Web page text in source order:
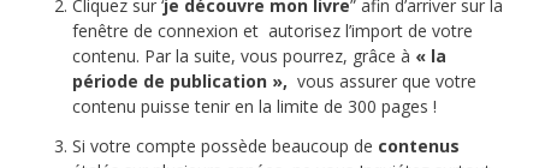
Cliquez sur ‘je découvre mon livre” afin d’arriver sur la
fenêtre de connexion et autorisez l’import de votre
contenu. Par la suite, vous pourrez, grâce à « la
période de publication », vous assurer que votre
contenu puisse tenir en la limite de 300 pages !
Si votre compte possède beaucoup de contenus